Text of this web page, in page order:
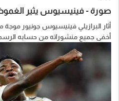
صورة - فينيسيوس يثير
أثار البرازيلي فينيسيوس جونيور
أخفى جميع منشوراته من حسابه